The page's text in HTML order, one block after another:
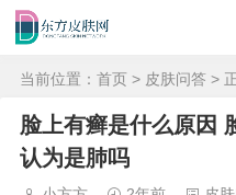
当前位置： 首页 > 皮肤问答 >
脸上有癣是什么原因
认为是肺吗